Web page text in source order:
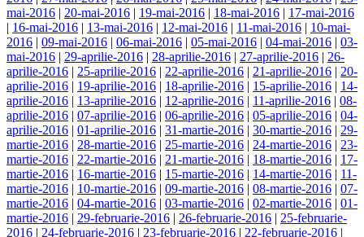
mai-2016 | 20-mai-2016 | 19-mai-2016 | 18-mai-2016 | 17-mai-2016
| 16-mai-2016 | 13-mai-2016 | 12-mai-2016 | 11-mai-2016 | 10-mai-
2016 | 09-mai-2016 | 06-mai-2016 | 05-mai-2016 | 04-mai-2016 | 03-
mai-2016 | 29-aprilie-2016 | 28-aprilie-2016 | 27-aprilie-2016 | 26-
aprilie-2016 | 25-aprilie-2016 | 22-aprilie-2016 | 21-aprilie-2016 | 20-
aprilie-2016 | 19-aprilie-2016 | 18-aprilie-2016 | 15-aprilie-2016 | 14-
aprilie-2016 | 13-aprilie-2016 | 12-aprilie-2016 | 11-aprilie-2016 | 08-
aprilie-2016 | 07-aprilie-2016 | 06-aprilie-2016 | 05-aprilie-2016 | 04-
aprilie-2016 | 01-aprilie-2016 | 31-martie-2016 | 30-martie-2016 | 29-
martie-2016 | 28-martie-2016 | 25-martie-2016 | 24-martie-2016 | 23-
martie-2016 | 22-martie-2016 | 21-martie-2016 | 18-martie-2016 | 17-
martie-2016 | 16-martie-2016 | 15-martie-2016 | 14-martie-2016 | 11-
martie-2016 | 10-martie-2016 | 09-martie-2016 | 08-martie-2016 | 07-
martie-2016 | 04-martie-2016 | 03-martie-2016 | 02-martie-2016 | 01-
martie-2016 | 29-februarie-2016 | 26-februarie-2016 | 25-februarie-
2016 | 24-februarie-2016 | 23-februarie-2016 | 22-februarie-2016 |